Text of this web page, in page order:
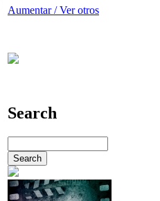
Aumentar / Ver otros
Search